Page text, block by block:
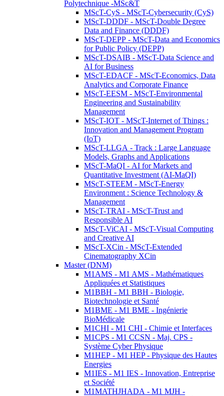
Polytechnique -MSc&T
MScT-CyS - MScT-Cybersecurity (CyS)
MScT-DDDF - MScT-Double Degree
Data and Finance (DDDF)
MScT-DEPP - MScT-Data and Economics
for Public Policy (DEPP)
MScT-DSAIB - MScT-Data Science and
AI for Business
MScT-EDACF - MScT-Economics, Data
Analytics and Corporate Finance
MScT-EESM - MScT-Environmental
Engineering and Sustainability
Management
MScT-IOT - MScT-Internet of Things :
Innovation and Management Program
(IoT)
MScT-LLGA - Track : Large Language
Models, Graphs and Applications
MScT-MaQI - AI for Markets and
Quantitative Investment (AI-MaQI)
MScT-STEEM - MScT-Energy
Environment : Science Technology &
Management
MScT-TRAI - MScT-Trust and
Responsible AI
MScT-ViCAI - MScT-Visual Computing
and Creative AI
MScT-XCin - MScT-Extended
Cinematography XCin
Master (DNM)
M1AMS - M1 AMS - Mathématiques
Appliquées et Statistiques
M1BBH - M1 BBH - Biologie,
Biotechnologie et Santé
M1BME - M1 BME - Ingénierie
BioMédicale
M1CHI - M1 CHI - Chimie et Interfaces
M1CPS - M1 CCSN - Maj. CPS -
Système Cyber Physique
M1HEP - M1 HEP - Physique des Hautes
Energies
M1IES - M1 IES - Innovation, Entreprise
et Société
M1MATHJHADA - M1 MJH -